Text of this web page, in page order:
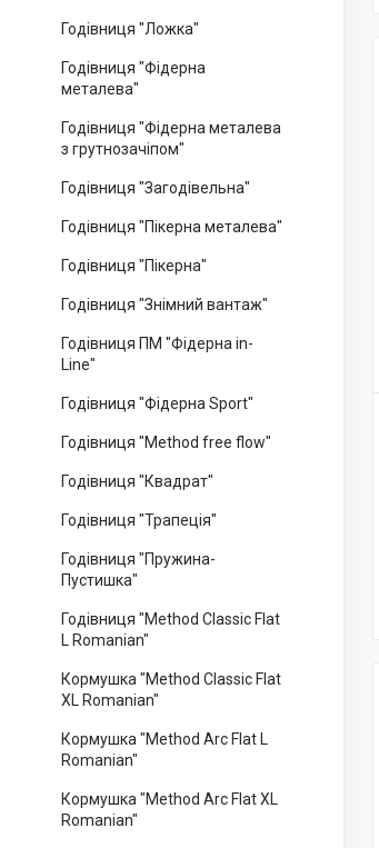
Годівниця "Ложка"
Годівниця "Фідерна
металева"
Годівниця "Фідерна металева
з грутнозачіпом"
Годівниця "Загодівельна"
Годівниця "Пікерна металева"
Годівниця "Пікерна"
Годівниця "Знімний вантаж"
Годівниця ПМ "Фідерна in-
Line"
Годівниця "Фідерна Sport"
Годівниця "Method free flow"
Годівниця "Квадрат"
Годівниця "Трапеція"
Годівниця "Пружина-
Пустишка"
Годівниця "Method Classic Flat
L Romanian"
Кормушка "Method Classic Flat
XL Romanian"
Кормушка "Method Arc Flat L
Romanian"
Кормушка "Method Arc Flat XL
Romanian"